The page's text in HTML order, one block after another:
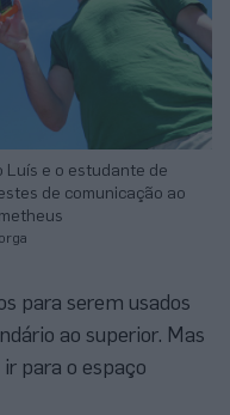
Luís e o estudante de
de comunicação ao
para serem usados
ao superior. Mas
para o espaço